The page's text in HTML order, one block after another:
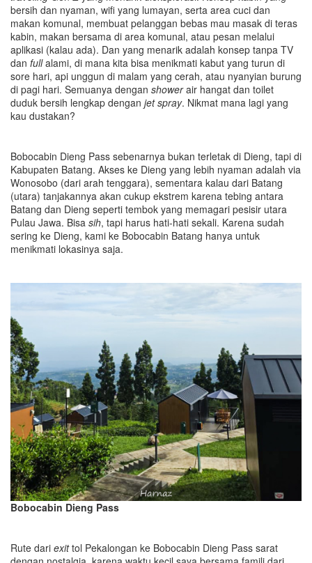
bersih dan nyaman, wifi yang lumayan, serta area cuci dan
makan komunal, membuat pelanggan bebas mau masak di teras
kabin, makan bersama di area komunal, atau pesan melalui
aplikasi (kalau ada). Dan yang menarik adalah konsep tanpa TV
dan fullalami, di mana kita bisa menikmati kabut yang turun di
sore hari, api unggun di malam yang cerah, atau nyanyian burung
di pagi hari. Semuanya dengan showerair hangat dan toilet
duduk bersih lengkap dengan jet spray. Nikmat mana lagi yang
kau dustakan?
Bobocabin Dieng Pass sebenarnya bukan terletak di Dieng, tapi di
Kabupaten Batang. Akses ke Dieng yang lebih nyaman adalah via
Wonosobo (dari arah tenggara), sementara kalau dari Batang
(utara) tanjakannya akan cukup ekstrem karena tebing antara
Batang dan Dieng seperti tembok yang memagari pesisir utara
Pulau Jawa. Bisa sih, tapi harus hati-hati sekali. Karena sudah
sering ke Dieng, kami ke Bobocabin Batang hanya untuk
menikmati lokasinya saja.
Bobocabin Dieng Pass
Rute dari exittol Pekalongan ke Bobocabin Dieng Pass sarat